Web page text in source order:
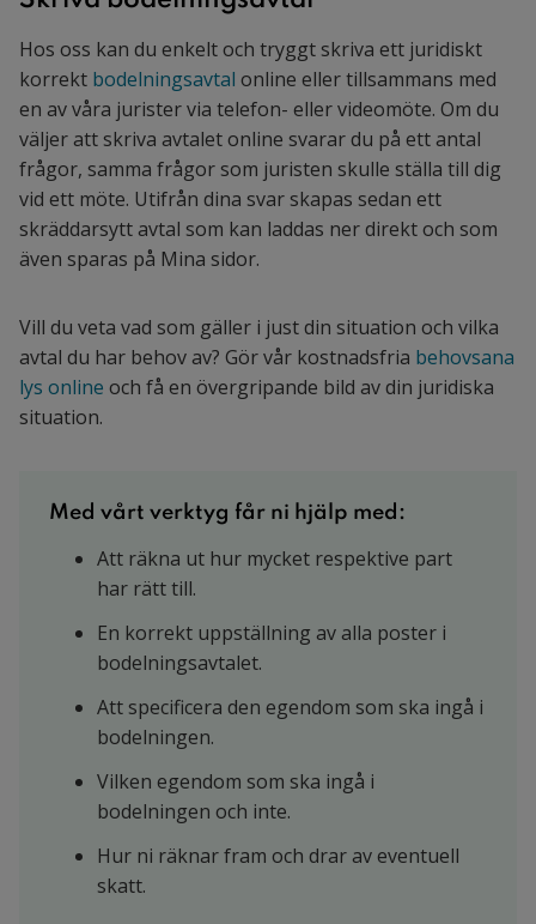
Hos oss kan du enkelt och tryggt skriva ett juridiskt
korrekt bodelningsavtal online eller tillsammans med
en av våra jurister via telefon- eller videomöte. Om du
väljer att skriva avtalet online svarar du på ett antal
frågor, samma frågor som juristen skulle ställa till dig
vid ett möte. Utifrån dina svar skapas sedan ett
skräddarsytt avtal som kan laddas ner direkt och som
även sparas på Mina sidor.
Vill du veta vad som gäller i just din situation och vilka
avtal du har behov av? Gör vår kostnadsfria behovsana
lys online och få en övergripande bild av din juridiska
situation.
Med vårt verktyg får ni hjälp med:
Att räkna ut hur mycket respektive part
har rätt till.
En korrekt uppställning av alla poster i
bodelningsavtalet.
Att specificera den egendom som ska ingå i
bodelningen.
Vilken egendom som ska ingå i
bodelningen och inte.
Hur ni räknar fram och drar av eventuell
skatt.